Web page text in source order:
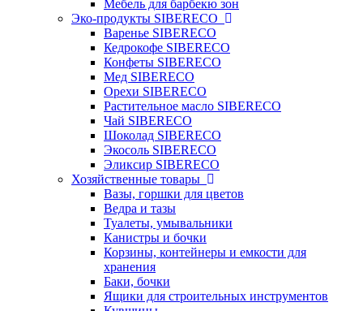
Мебель для барбекю зон
Эко-продукты SIBERECO
Варенье SIBERECO
Кедрокофе SIBERECO
Конфеты SIBERECO
Мед SIBERECO
Орехи SIBERECO
Растительное масло SIBERECO
Чай SIBERECO
Шоколад SIBERECO
Экосоль SIBERECO
Эликсир SIBERECO
Хозяйственные товары
Вазы, горшки для цветов
Ведра и тазы
Туалеты, умывальники
Канистры и бочки
Корзины, контейнеры и емкости для
хранения
Баки, бочки
Ящики для строительных инструментов